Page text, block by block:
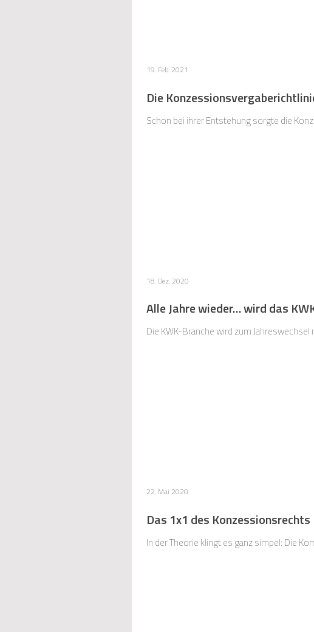
Die
Schon bei ihrer Entstehung sorgte die
19. Feb. 2021
Alle Jahre wieder… wird das
Die KWK-Branche wird zum
18. Dez. 2020
Das 1x1 des Konzessionsrechts
In der Theorie klingt es ganz simpel: Die
22. Mai 2020